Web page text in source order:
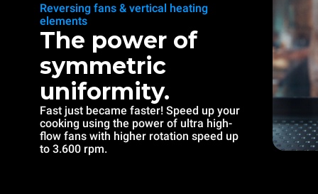
Reversing fans & vertical heating
elements
The power of
symmetric
uniformity.
Fast just became faster! Speed up your
cooking using the power of ultra high-
flow fans with higher rotation speed up
to 3.600 rpm.